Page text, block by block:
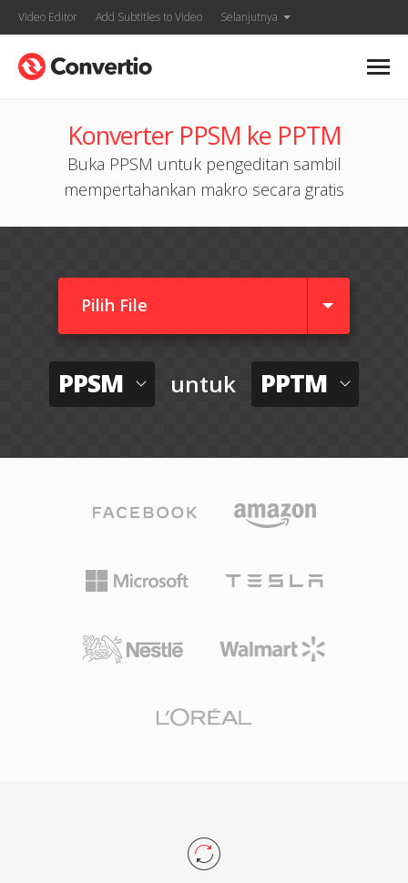
Video Editor Add Subtitles to Video Selanjutnya
Konverter PPSM ke PPTM
Buka PPSM untuk pengeditan sambil
mempertahankan makro secara gratis
Pilih File
PPSM untuk PPTM